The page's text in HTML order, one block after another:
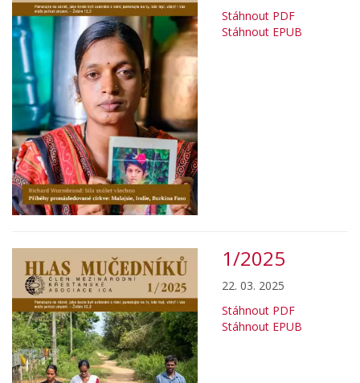
Stáhnout PDF
Stáhnout EPUB
1/2025
22. 03. 2025
Stáhnout PDF
Stáhnout EPUB